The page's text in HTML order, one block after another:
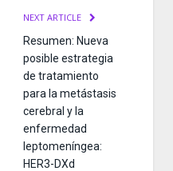
NEXT ARTICLE
Resumen: Nueva
posible estrategia
de tratamiento
para la metástasis
cerebral y la
enfermedad
leptomeníngea:
HER3-DXd